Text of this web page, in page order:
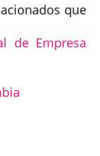
que
de Empresa